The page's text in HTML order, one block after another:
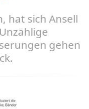
hat sich Ansell
gehen